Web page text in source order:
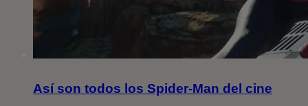
Así son todos los Spider-Man del cine